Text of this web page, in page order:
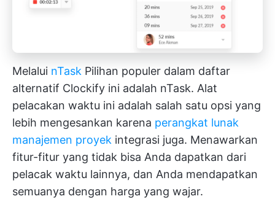
Melalui nTask Pilihan populer dalam daftar
alternatif Clockify ini adalah nTask. Alat
pelacakan waktu ini adalah salah satu opsi yang
lebih mengesankan karena perangkat lunak
manajemen proyek integrasi juga. Menawarkan
fitur-fitur yang tidak bisa Anda dapatkan dari
pelacak waktu lainnya, dan Anda mendapatkan
semuanya dengan harga yang wajar.